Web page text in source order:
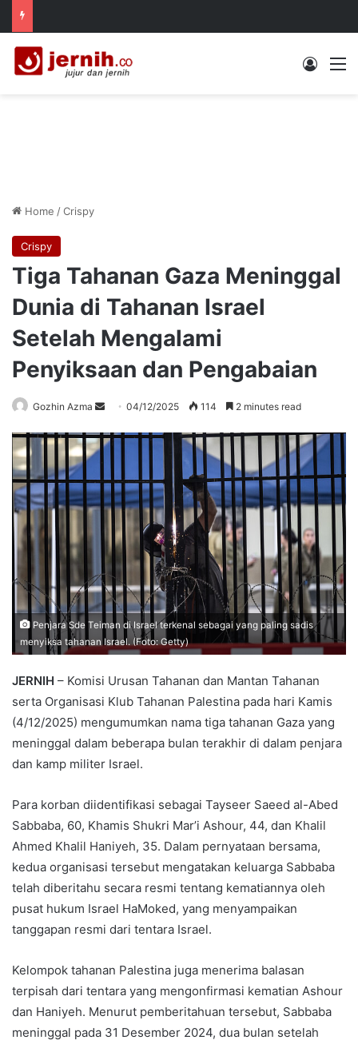
Log In
Home /Crispy
Crispy
Tiga Tahanan Gaza Meninggal
Dunia di Tahanan Israel
Setelah Mengalami
Penyiksaan dan Pengabaian
Gozhin Azma
Send
email
04/12/2025 114 2 minutes read
Penjara Sde Teiman di Israel terkenal sebagai yang paling sadis
menyiksa tahanan Israel. (Foto: Getty)
JERNIH – Komisi Urusan Tahanan dan Mantan Tahanan
serta Organisasi Klub Tahanan Palestina pada hari Kamis
(4/12/2025) mengumumkan nama tiga tahanan Gaza yang
meninggal dalam beberapa bulan terakhir di dalam penjara
dan kamp militer Israel.
Para korban diidentifikasi sebagai Tayseer Saeed al-Abed
Sabbaba, 60, Khamis Shukri Mar’i Ashour, 44, dan Khalil
Ahmed Khalil Haniyeh, 35. Dalam pernyataan bersama,
kedua organisasi tersebut mengatakan keluarga Sabbaba
telah diberitahu secara resmi tentang kematiannya oleh
pusat hukum Israel HaMoked, yang menyampaikan
tanggapan resmi dari tentara Israel.
Kelompok tahanan Palestina juga menerima balasan
terpisah dari tentara yang mengonfirmasi kematian Ashour
dan Haniyeh. Menurut pemberitahuan tersebut, Sabbaba
meninggal pada 31 Desember 2024, dua bulan setelah